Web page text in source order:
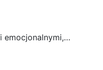
emocjonalnymi,…